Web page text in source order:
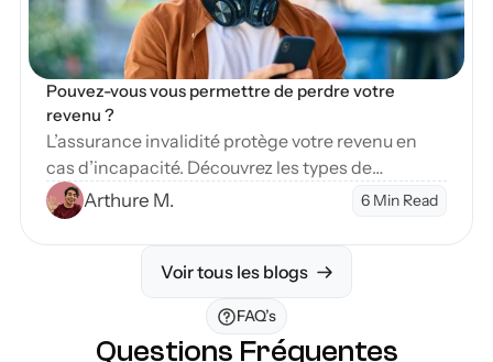
Pouvez-vous vous permettre de perdre votre
revenu ?
L’assurance invalidité protège votre revenu en
cas d’incapacité. Découvrez les types de
couverture et étapes pour sécuriser votre avenir
financier.
Arthure M. 6 Min Read
Voir tous les blogs
FAQ’s
Questions Fréquentes